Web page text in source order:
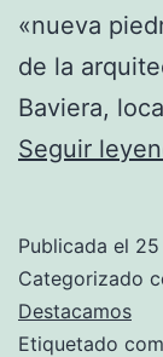
«nueva
de la
Baviera,
Seguir
Publicada el 25
Categorizado
Destacamos
Etiquetado